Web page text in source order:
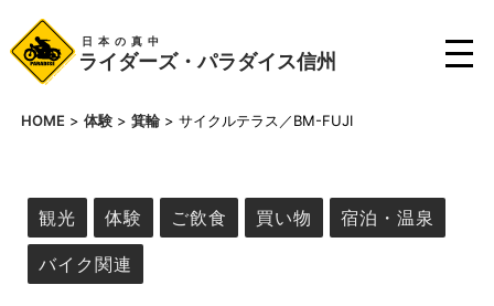
日本の真中
ライダーズ・パラダイス信州
HOME > 体験> 箕輪> サイクルテラス／BM-FUJI
観光 体験 ご飲食 買い物 宿泊・温泉
バイク関連